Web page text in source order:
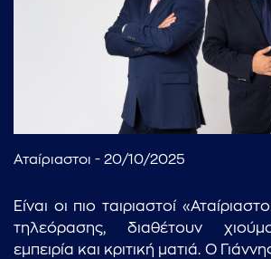
Αταίριαστοι - 20/10/2025
Είναι οι πιο ταιριαστοί
τηλεόρασης, διαθέτουν
εμπειρία και κριτική ματιά. Ο